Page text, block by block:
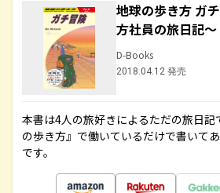
地球の歩き方 ガ
方社員の旅日記～
D-Books
2018.04.12 発売
本書は4人の旅好きによるただの旅日記
の歩き方』で働いているだけで書いて
です。